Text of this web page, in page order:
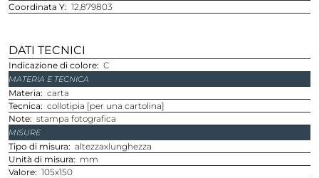
Coordinata Y 12,879803
DATI TECNICI
Indicazione di colore C
MATERIA E TECNICA
Materia
carta
Tecnica
collotipia [per una cartolina]
Note stampa fotografica
MISURE
Tipo di misura
altezzaxlunghezza
Unità di misura
mm
Valore 105x150